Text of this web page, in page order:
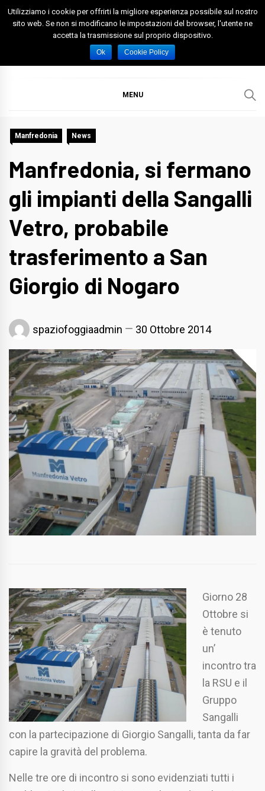
Skip
Spazio Foggia
Foggia News Calcio Eventi e Attività nella Capitanata
MENU
Manfredonia News
Manfredonia, si fermano
gli impianti della Sangalli
Vetro, probabile
trasferimento a San
Giorgio di Nogaro
spaziofoggiaadmin 30 Ottobre 2014
Giorno 28
Ottobre si
è tenuto
un’
incontro tra
la RSU e il
Gruppo
Sangalli
con la partecipazione di Giorgio Sangalli, tanta da far
capire la gravità del problema.
Nelle tre ore di incontro si sono evidenziati tutti i
Utilizziamo i cookie per offrirti la migliore esperienza possibile sul nostro
sito web. Se non si modificano le impostazioni del browser, l'utente ne
accetta la trasmissione sul proprio dispositivo.
Ok Cookie Policy